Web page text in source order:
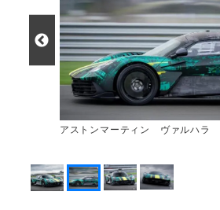
アストンマーティン ヴァルハラ